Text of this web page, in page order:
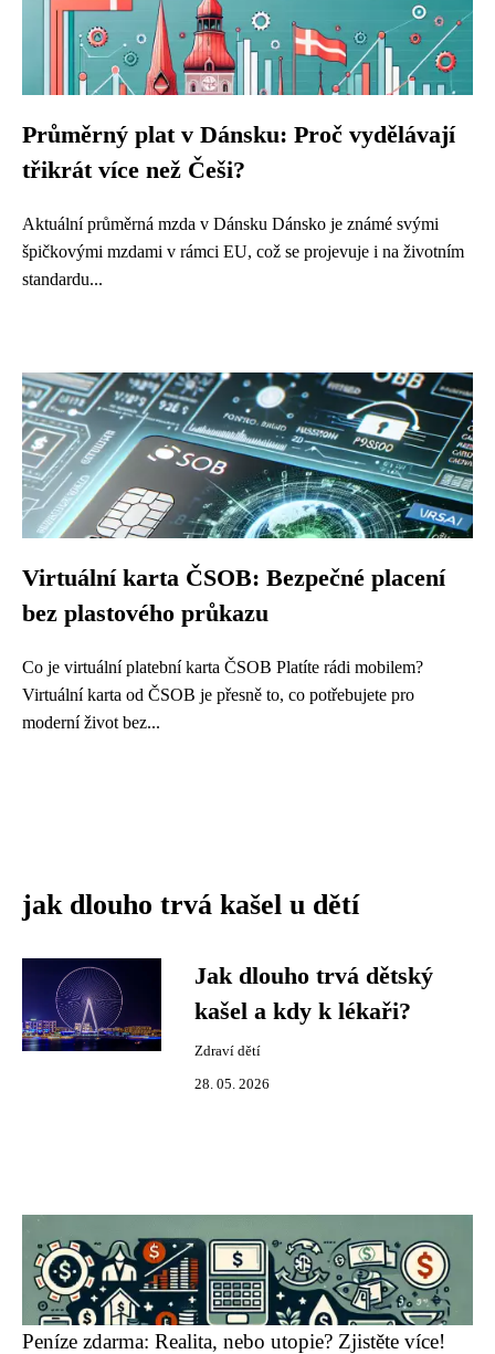
Průměrný plat v Dánsku: Proč vydělávají
třikrát více než Češi?
Aktuální průměrná mzda v Dánsku Dánsko je známé svými
špičkovými mzdami v rámci EU, což se projevuje i na životním
standardu...
Virtuální karta ČSOB: Bezpečné placení
bez plastového průkazu
Co je virtuální platební karta ČSOB Platíte rádi mobilem?
Virtuální karta od ČSOB je přesně to, co potřebujete pro
moderní život bez...
jak dlouho trvá kašel u dětí
Jak dlouho trvá dětský
kašel a kdy k lékaři?
Zdraví dětí
28. 05. 2026
Peníze zdarma: Realita, nebo utopie? Zjistěte více!